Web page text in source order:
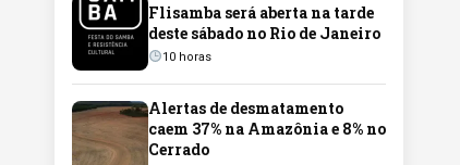
Flisamba será aberta na tarde
deste sábado no Rio de Janeiro
10 horas
Alertas de desmatamento
caem 37% na Amazônia e 8% no
Cerrado